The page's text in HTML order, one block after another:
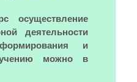
осуществление
деятельности
и
можно в